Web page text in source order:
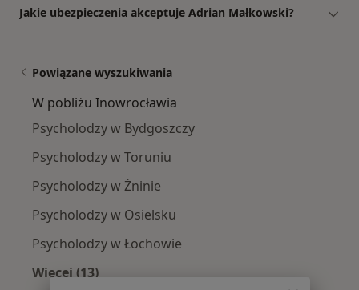
Jakie ubezpieczenia akceptuje Adrian Małkowski?
Powiązane wyszukiwania
W pobliżu Inowrocławia
Psycholodzy w Bydgoszczy
Psycholodzy w Toruniu
Psycholodzy w Żninie
Psycholodzy w Osielsku
Psycholodzy w Łochowie
Więcej (13)